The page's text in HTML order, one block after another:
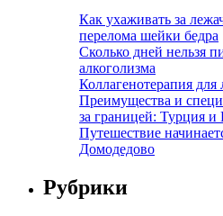
Как ухаживать за
перелома шейки бедра
Сколько дней нельзя
алкоголизма
Коллагенотерапия для
Преимущества и
за границей: Турция
Путешествие
Домодедово
Рубрики